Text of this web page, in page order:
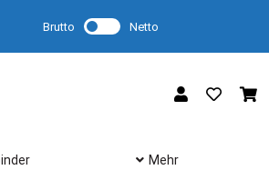
Brutto Netto
Mehr